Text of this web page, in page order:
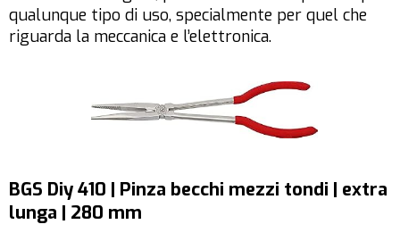
qualunque tipo di uso, specialmente per quel che
riguarda la meccanica e l’elettronica.
BGS Diy 410 | Pinza becchi mezzi tondi | extra
lunga | 280 mm